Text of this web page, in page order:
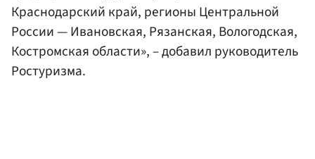
Краснодарский край, регионы Центральной
России — Ивановская, Рязанская, Вологодская,
Костромская области», – добавил руководитель
Ростуризма.